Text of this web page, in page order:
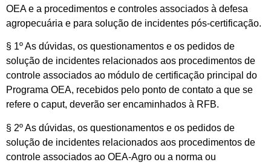
OEA e a procedimentos e controles associados à defesa
agropecuária e para solução de incidentes pós-certificação.
§ 1º As dúvidas, os questionamentos e os pedidos de
solução de incidentes relacionados aos procedimentos de
controle associados ao módulo de certificação principal do
Programa OEA, recebidos pelo ponto de contato a que se
refere o caput, deverão ser encaminhados à RFB.
§ 2º As dúvidas, os questionamentos e os pedidos de
solução de incidentes relacionados aos procedimentos de
controle associados ao OEA-Agro ou a norma ou